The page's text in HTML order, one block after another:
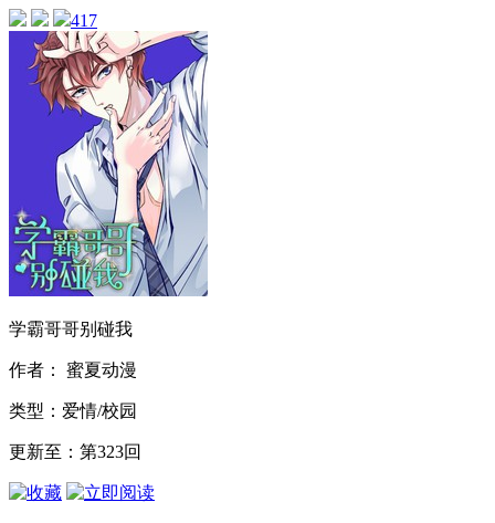
417
学霸哥哥别碰我
作者： 蜜夏动漫
类型：爱情/校园
更新至：第323回